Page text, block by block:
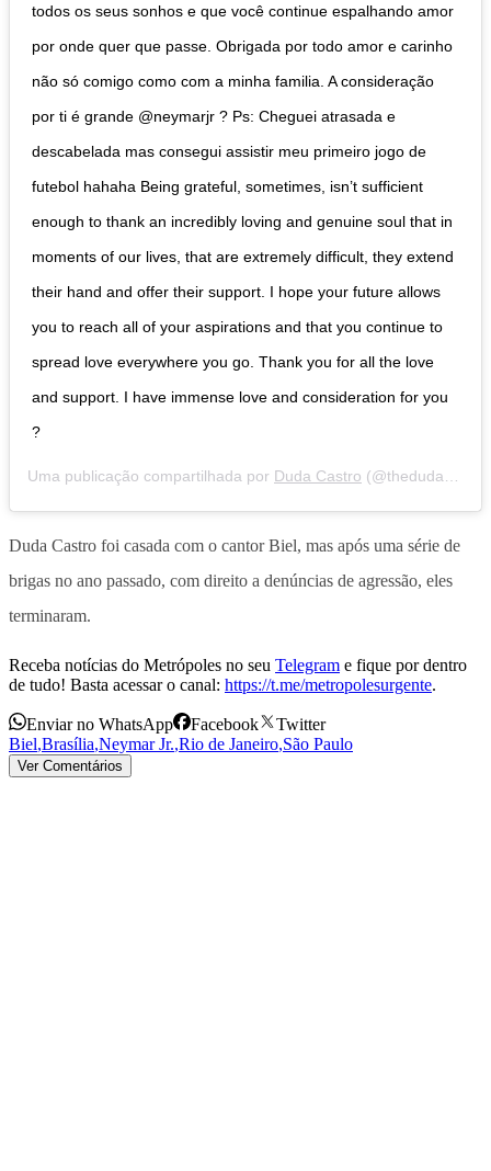
todos os seus sonhos e que você continue espalhando amor
por onde quer que passe. Obrigada por todo amor e carinho
não só comigo como com a minha familia. A consideração
por ti é grande @neymarjr ? Ps: Cheguei atrasada e
descabelada mas consegui assistir meu primeiro jogo de
futebol hahaha Being grateful, sometimes, isn’t sufficient
enough to thank an incredibly loving and genuine soul that in
moments of our lives, that are extremely difficult, they extend
their hand and offer their support. I hope your future allows
you to reach all of your aspirations and that you continue to
spread love everywhere you go. Thank you for all the love
and support. I have immense love and consideration for you
?
Uma publicação compartilhada por Duda Castro (@thedudacastro) em
Duda Castro foi casada com o cantor Biel, mas após uma série de
brigas no ano passado, com direito a denúncias de agressão, eles
terminaram.
Receba notícias do Metrópoles no seu Telegram e fique por dentro
de tudo! Basta acessar o canal: https://t.me/metropolesurgente.
Enviar no WhatsApp Facebook
Twitter
Biel,Brasília,Neymar Jr.,Rio de Janeiro,São Paulo
Ver Comentários